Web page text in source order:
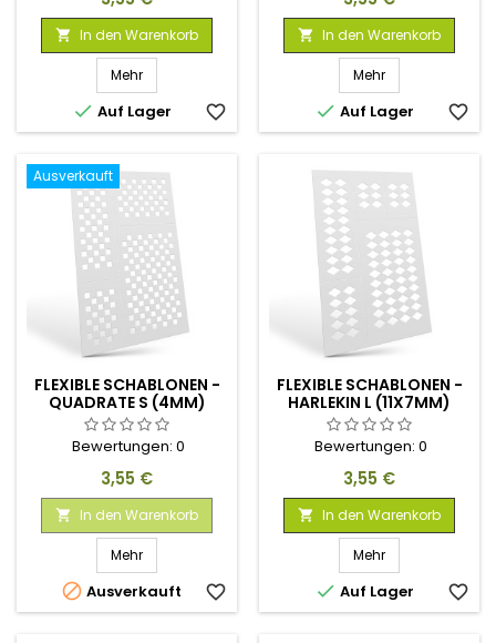
 In den Warenkorb
Mehr
 Auf Lager favorite_border
 In den Warenkorb
Mehr
 Auf Lager favorite_border
Ausverkauft
FLEXIBLE SCHABLONEN -
QUADRATE S (4MM)
Bewertungen: 0
Preis
3,55 €
 In den Warenkorb
Mehr
 Ausverkauft favorite_border
FLEXIBLE SCHABLONEN -
HARLEKIN L (11X7MM)
Bewertungen: 0
Preis
3,55 €
 In den Warenkorb
Mehr
 Auf Lager favorite_border